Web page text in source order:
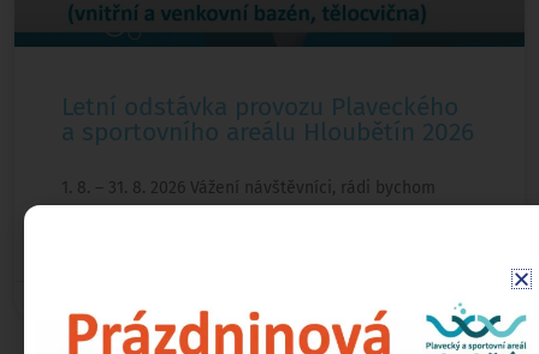
Letní odstávka provozu Plaveckého
a sportovního areálu Hloubětín 2026
1. 8. – 31. 8. 2026 Vážení návštěvníci, rádi bychom